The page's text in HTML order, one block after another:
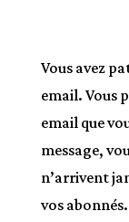
Vous avez
email. Vous
email que
message,
n’arrivent
vos